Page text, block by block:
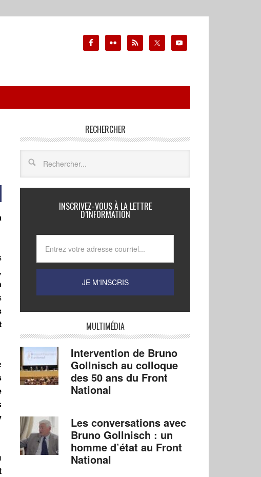
RECHERCHER
INSCRIVEZ-VOUS À LA LETTRE
D’INFORMATION
MULTIMÉDIA
Intervention de Bruno
Gollnisch au colloque
des 50 ans du Front
National
Les conversations avec
Bruno Gollnisch : un
homme d’état au Front
National